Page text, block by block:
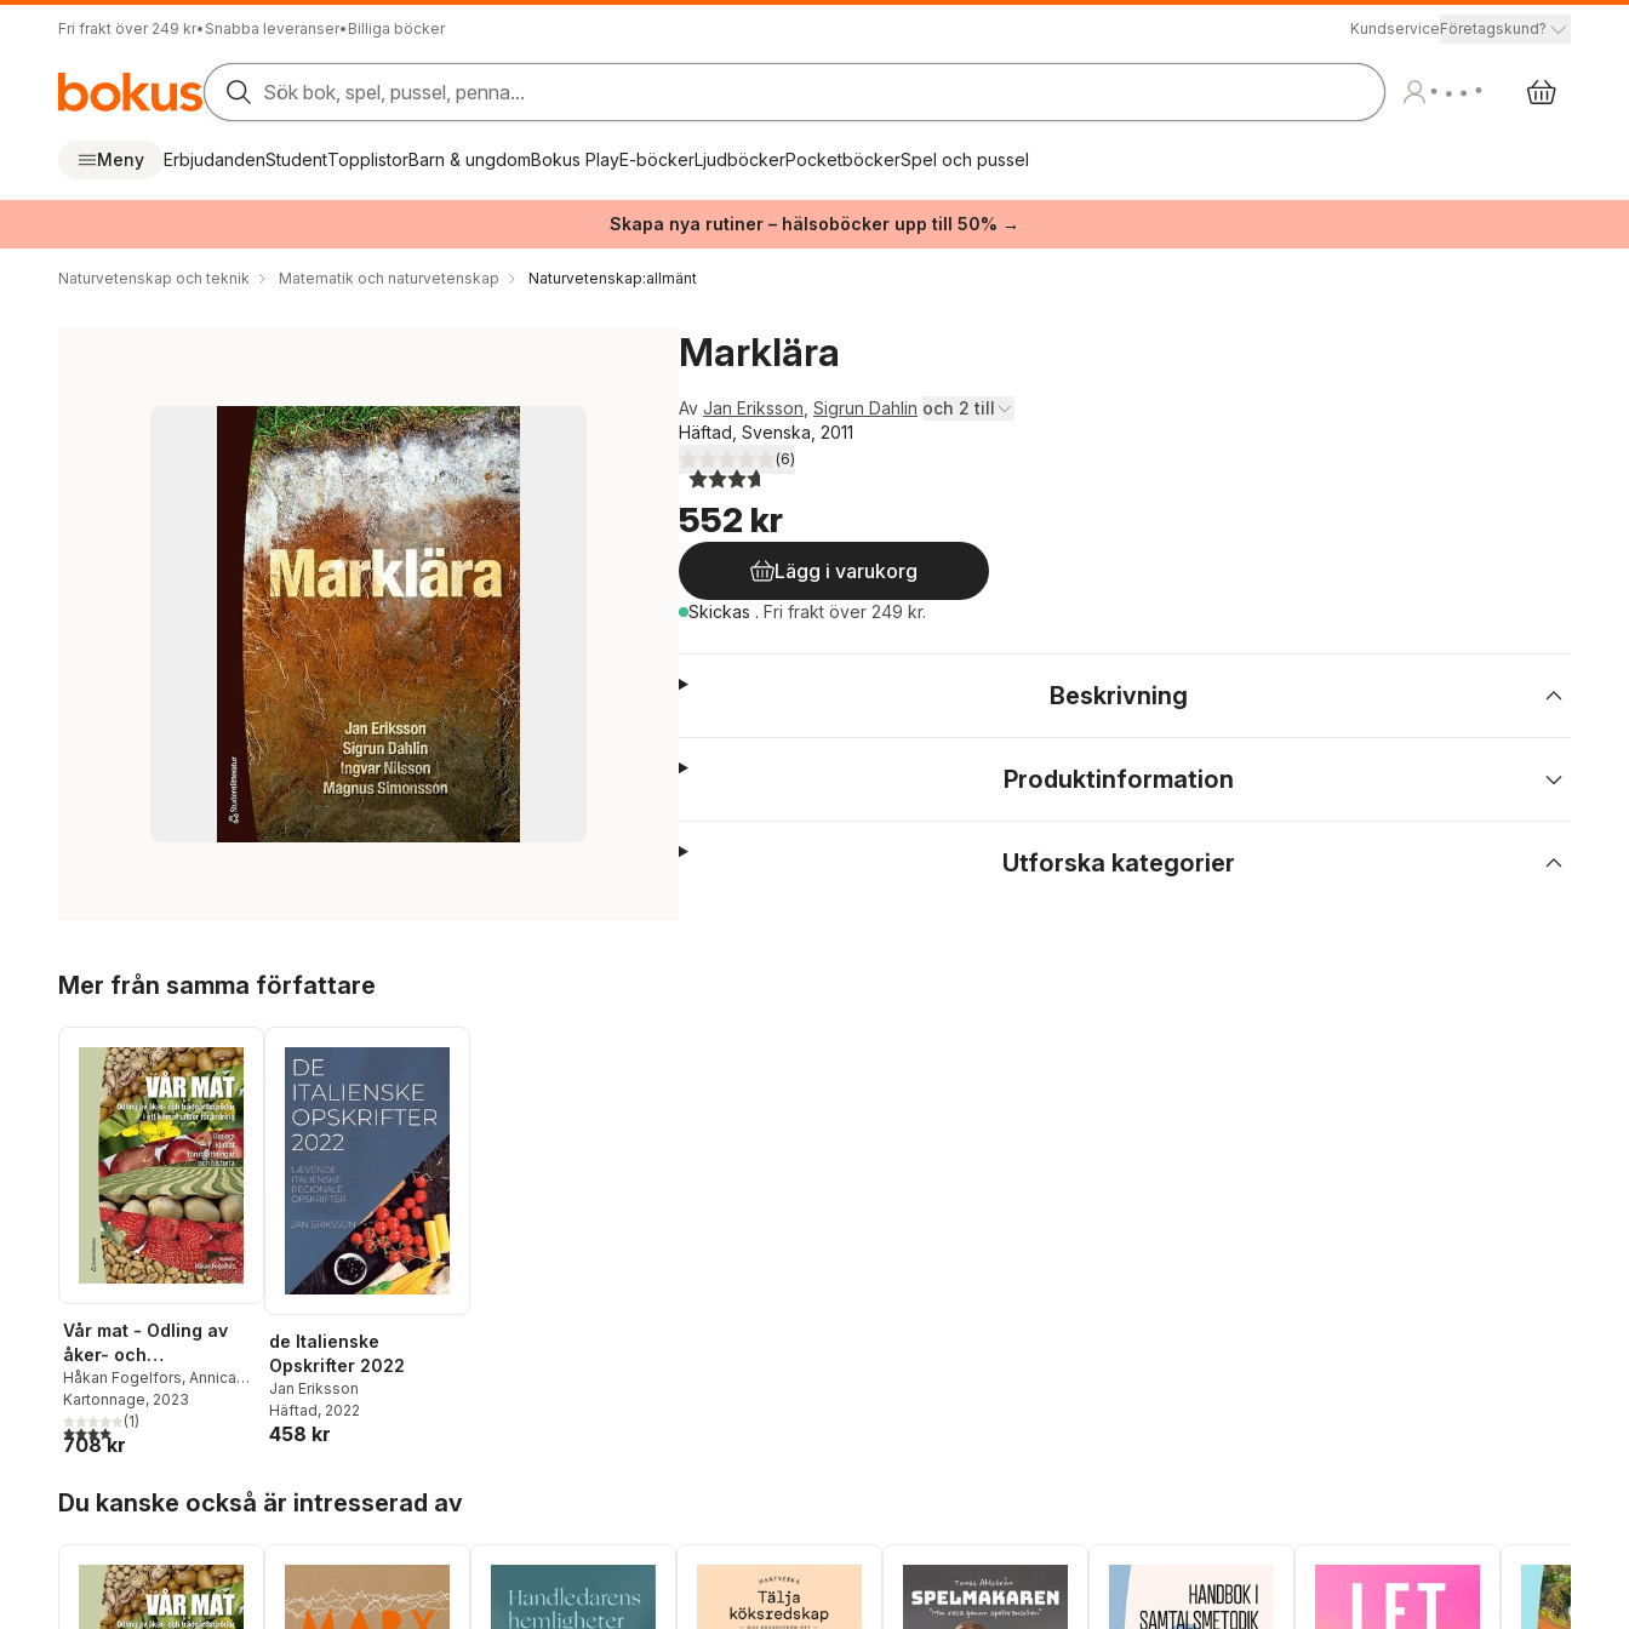
Fri frakt över 249 kr• Snabba leveranser• Billiga böcker KundserviceFöretagskund?
Sök bok, spel, pussel, penna...
Meny ErbjudandenStudentTopplistorBarn & ungdomBokus PlayE-böckerLjudböckerPocketböckerSpel och pussel
Skapa nya rutiner – hälsoböcker upp till 50% →
Naturvetenskap och teknik Matematik och naturvetenskap Naturvetenskap:allmänt
Marklära
Av Jan Eriksson Sigrun Dahlin och 2 till
Häftad, Svenska, 2011
3,7utav 5 stjärnor. Totalt antal röster:
(6)
552 kr
Lägg i varukorg
Skickas . Fri frakt över 249 kr.
Beskrivning
Produktinformation
Utforska kategorier
Mer från samma författare
Vår mat - Odling av
åker- och
trädgårdsgrödor i ett
klimat under
förändring
Håkan Fogelfors, Annica
Andersson,Johan Ascard
Göran Bergkvist
Börjesdotter
Eriksson, Ingemar Fries,
Göran Gustafsson
Gustavsson,Åsa Grimberg
Jannie Lundin Hagman,
Magnus Halling,Cecilia
Kartonnage, 2023
4,0utav 5 stjärnor. Totalt antal röster:
(1)
708 kr
de Italienske
Opskrifter 2022
Jan Eriksson
Häftad, 2022
458 kr
Du kanske också är intresserad av